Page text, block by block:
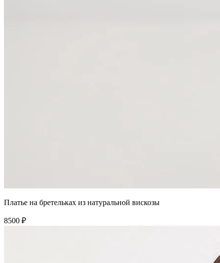
Платье на бретельках из натуральной вискозы
8500 ₽